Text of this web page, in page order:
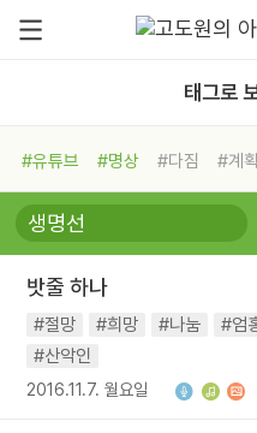
태그로
#유튜브 #명상 #다짐 #계획
#비전캠프
#독서캠프 #삶
#희망
#나눔 #친구 #링컨
#독서
#건강
밧줄 하나
#절망 #희망 #나눔 #엄
#산악인
2016.11.7. 월요일